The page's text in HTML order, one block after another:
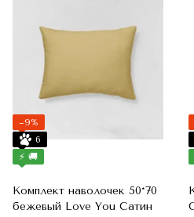
−9%
6
⚡ 🚚
Комплект наволочек 50*70
бежевый Love You Сатин